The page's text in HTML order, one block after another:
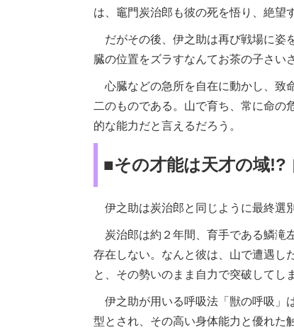
は、竈門炭治郎も彼の死を悟り、絶望
だがその後、伊之助は再び戦場に姿
臓の位置をズラすなんてお茶の子さい
心臓などの急所を自在に動かし、致
二のものである。山で育ち、常に命の
的な能力だと言えるだろう。
■その才能は天才の域!?
伊之助は炭治郎と同じように最終選
炭治郎は約２年間、育手である鱗滝
存在しない。なんと彼は、山で遭遇し
と、その勢いのまま自力で突破してし
伊之助が用いる呼吸法「獣の呼吸」
型とされ、その高い身体能力と優れた